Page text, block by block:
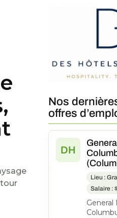
Nos
offres
DH
Lieu :
Salaire :